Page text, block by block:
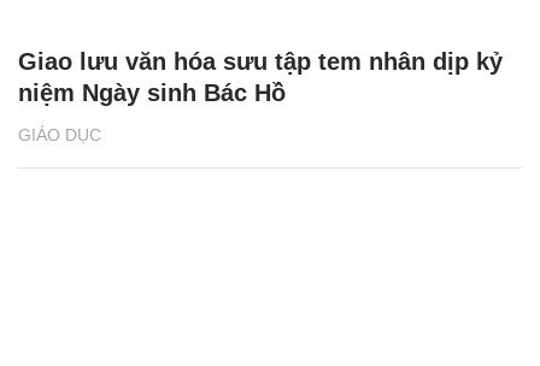
GIÁO DỤC
Giao lưu văn hóa sưu tập tem nhân dịp kỷ
niệm Ngày sinh Bác Hồ